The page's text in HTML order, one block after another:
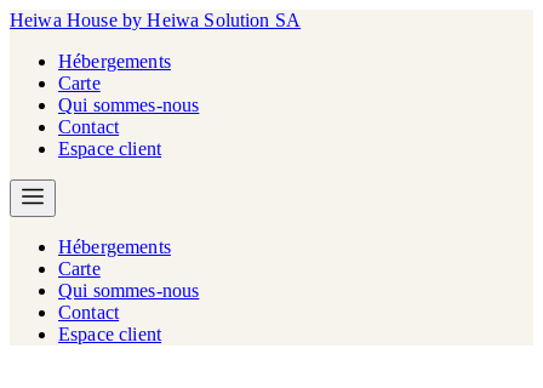
Heiwa House by Heiwa Solution SA
Hébergements
Carte
Qui sommes-nous
Contact
Espace client
Hébergements
Carte
Qui sommes-nous
Contact
Espace client